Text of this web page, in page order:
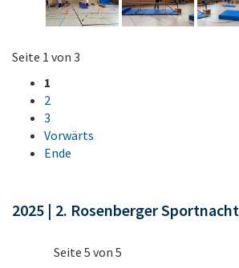
Seite 1 von 3
1
2
3
Vorwärts
Ende
2025 | 2. Rosenberger Sportnacht
Seite 5 von 5